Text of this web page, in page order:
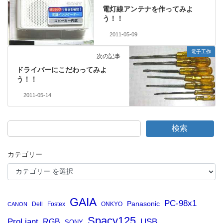
電灯線アンテナを作ってみよ
う！！
2011-05-09
電子工作
次の記事
ドライバーにこだわってみよ
う！！
2011-05-14
検索
カテゴリー
CANON Dell Fostex GAIA ONKYO Panasonic PC-98x1